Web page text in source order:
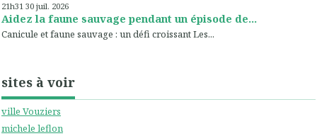
21h31 30 juil. 2026
Aidez la faune sauvage pendant un épisode de...
Canicule et faune sauvage : un défi croissant Les...
sites à voir
ville Vouziers
michele leflon